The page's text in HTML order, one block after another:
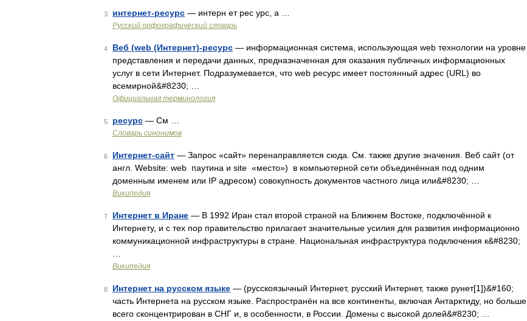
3 интернет-ресурс — интерн ет рес урс, а …
Русский орфографический словарь
4 Веб (web (Интернет)-ресурс — информационная система, использующая web технологии на уровне
представления и передачи данных, предназначенная для оказания публичных информационных
услуг в сети Интернет. Подразумевается, что web ресурс имеет постоянный адрес (URL) во
всемирной&#8230; …
Официальная терминология
5 ресурс — См …
Словарь синонимов
6 Интернет-сайт — Запрос «сайт» перенаправляется сюда. Cм. также другие значения. Веб сайт (от
англ. Website: web паутина и site «место») в компьютерной сети объединённая под одним
доменным именем или IP адресом) совокупность документов частного лица или&#8230; …
Википедия
7 Интернет в Иране — В 1992 Иран стал второй страной на Ближнем Востоке, подключённой к
Интернету, и с тех пор правительство прилагает значительные усилия для развития информационно
коммуникационной инфраструктуры в стране. Национальная инфраструктура подключения к&#8230;
Википедия
8 Интернет на русском языке — (русскоязычный Интернет, русский Интернет, также рунет[1])&#160;
часть Интернета на русском языке. Распространён на все континенты, включая Антарктиду, но больше
всего сконцентрирован в СНГ и, в особенности, в России. Домены с высокой долей&#8230; …